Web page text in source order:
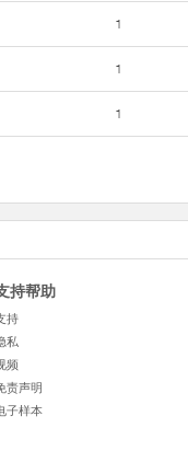
1
1
1
持帮助
持
私
频
责声明
子样本